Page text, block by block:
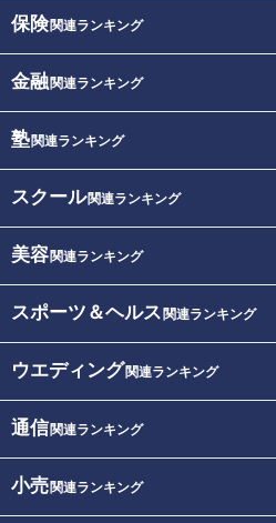
保険関連ランキング
金融関連ランキング
塾関連ランキング
スクール関連ランキング
美容関連ランキング
スポーツ＆ヘルス 関連ランキング
ウエディング関連ランキング
通信関連ランキング
小売関連ランキング